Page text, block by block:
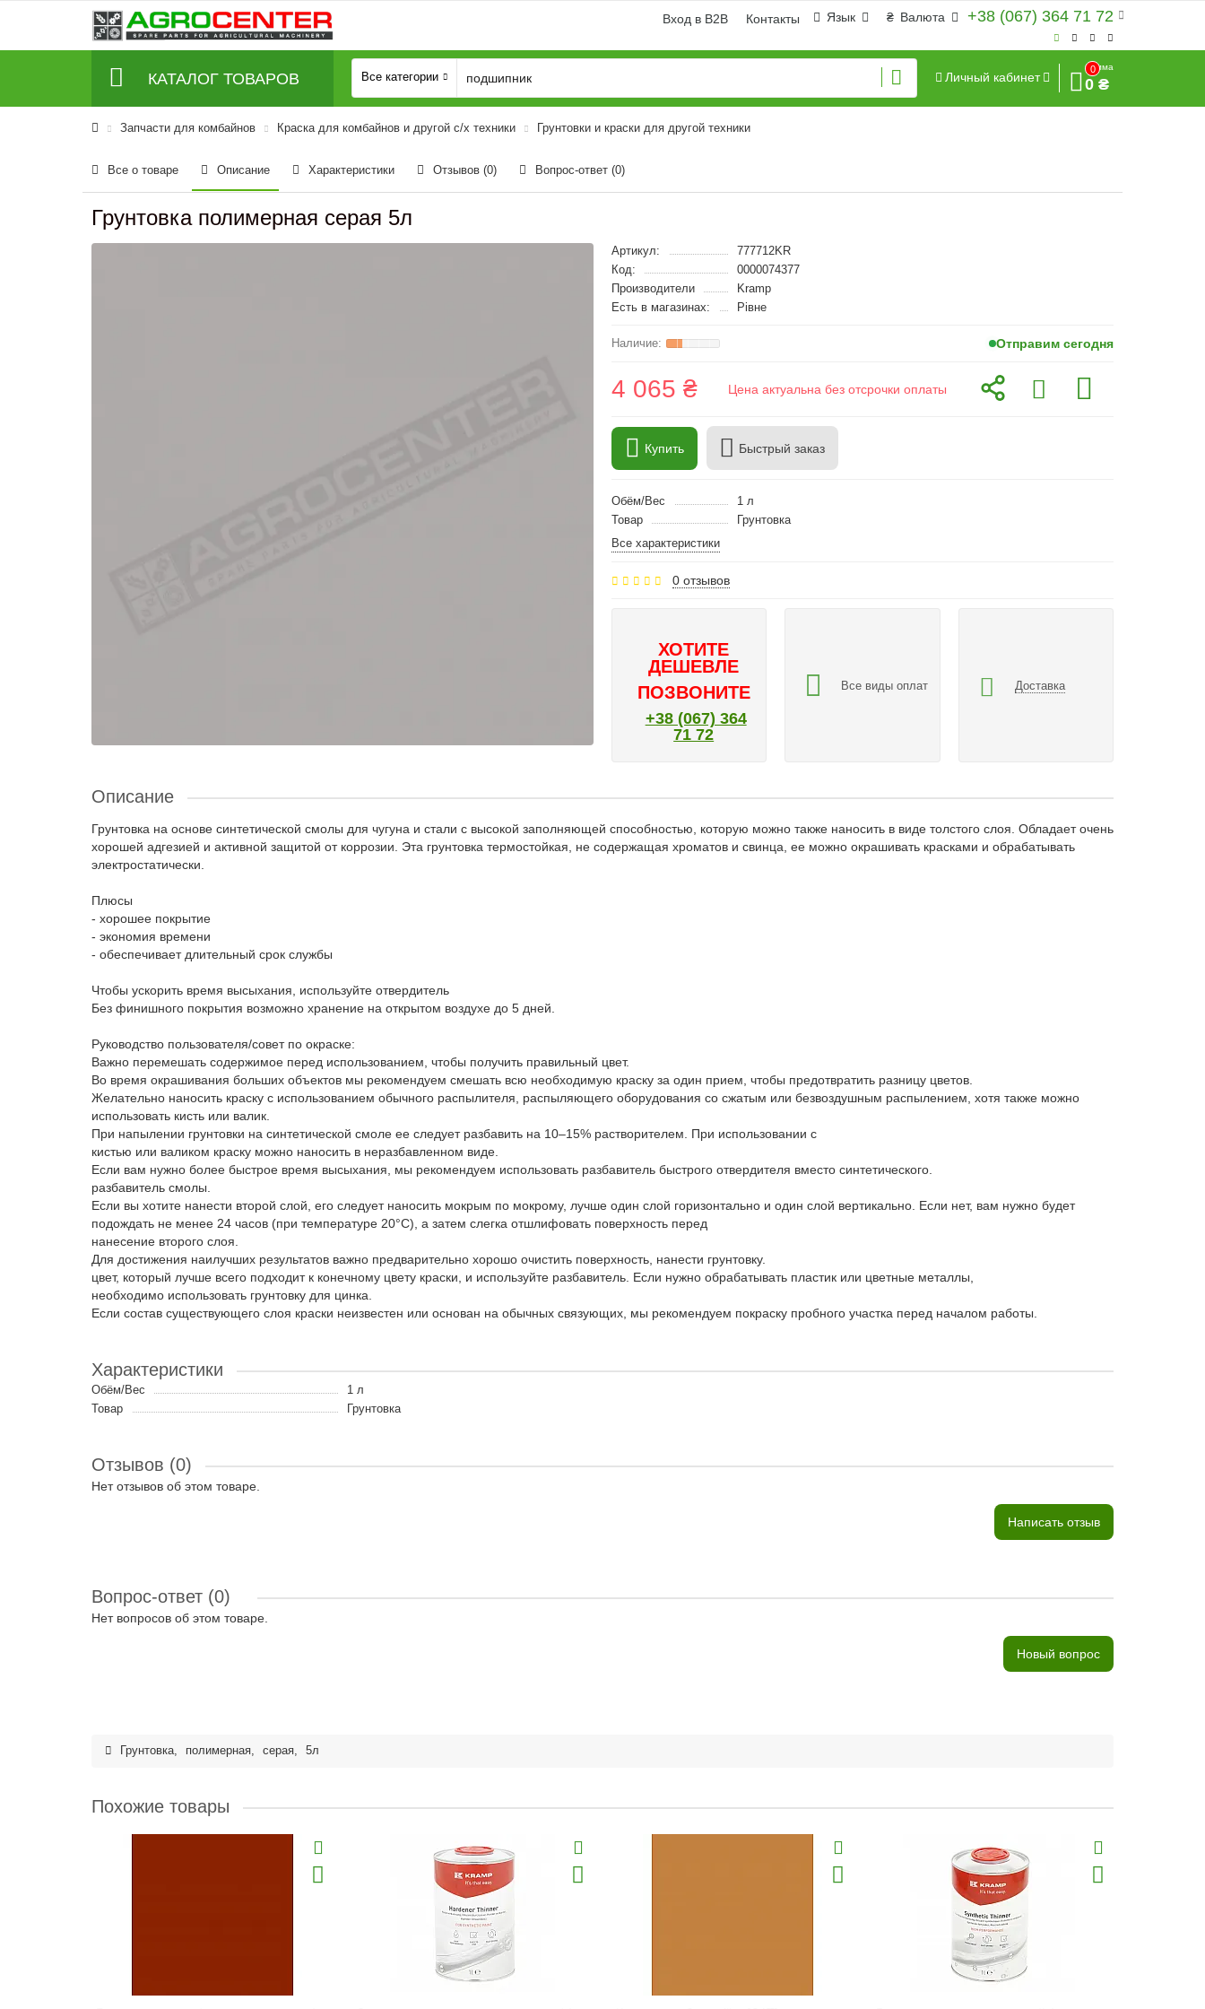
+38 (067) 364 71 72
₴ Валюта
Язык
Вход в B2B Контакты
КАТАЛОГ ТОВАРОВ Все категории Личный кабинет
0
Сумма
0 ₴
Запчасти для комбайнов Краска для комбайнов и другой с/х техники Грунтовки и краски для другой техники
Все о товаре Описание Характеристики Отзывов (0) Вопрос-ответ (0)
Грунтовка полимерная серая 5л
Артикул:
777712KR
Код:
0000074377
Производители
Kramp
Есть в магазинах:
Рівне
Отправим сегодня
4 065 ₴ Цена актуальна без отсрочки оплаты
Купить Быстрый заказ
Обём/Вес
1 л
Товар
Грунтовка
Все характеристики
0 отзывов
ХОТИТЕ
ДЕШЕВЛЕ
ПОЗВОНИТЕ
+38 (067) 364
71 72
Все виды оплат Доставка
Описание
Грунтовка на основе синтетической смолы для чугуна и стали с высокой заполняющей способностью, которую можно также наносить в виде толстого слоя. Обладает очень
хорошей адгезией и активной защитой от коррозии. Эта грунтовка термостойкая, не содержащая хроматов и свинца, ее можно окрашивать красками и обрабатывать
электростатически.
Плюсы
- хорошее покрытие
- экономия времени
- обеспечивает длительный срок службы
Чтобы ускорить время высыхания, используйте отвердитель
Без финишного покрытия возможно хранение на открытом воздухе до 5 дней.
Руководство пользователя/совет по окраске:
Важно перемешать содержимое перед использованием, чтобы получить правильный цвет.
Во время окрашивания больших объектов мы рекомендуем смешать всю необходимую краску за один прием, чтобы предотвратить разницу цветов.
Желательно наносить краску с использованием обычного распылителя, распыляющего оборудования со сжатым или безвоздушным распылением, хотя также можно
использовать кисть или валик.
При напылении грунтовки на синтетической смоле ее следует разбавить на 10–15% растворителем. При использовании с
кистью или валиком краску можно наносить в неразбавленном виде.
Если вам нужно более быстрое время высыхания, мы рекомендуем использовать разбавитель быстрого отвердителя вместо синтетического.
разбавитель смолы.
Если вы хотите нанести второй слой, его следует наносить мокрым по мокрому, лучше один слой горизонтально и один слой вертикально. Если нет, вам нужно будет
подождать не менее 24 часов (при температуре 20°C), а затем слегка отшлифовать поверхность перед
нанесение второго слоя.
Для достижения наилучших результатов важно предварительно хорошо очистить поверхность, нанести грунтовку.
цвет, который лучше всего подходит к конечному цвету краски, и используйте разбавитель. Если нужно обрабатывать пластик или цветные металлы,
необходимо использовать грунтовку для цинка.
Если состав существующего слоя краски неизвестен или основан на обычных связующих, мы рекомендуем покраску пробного участка перед началом работы.
Характеристики
Обём/Вес
1 л
Товар
Грунтовка
Отзывов (0)
Нет отзывов об этом товаре.
Написать отзыв
Вопрос-ответ (0)
Нет вопросов об этом товаре.
Новый вопрос
Грунтовка, полимерная, серая, 5л
Похожие товары